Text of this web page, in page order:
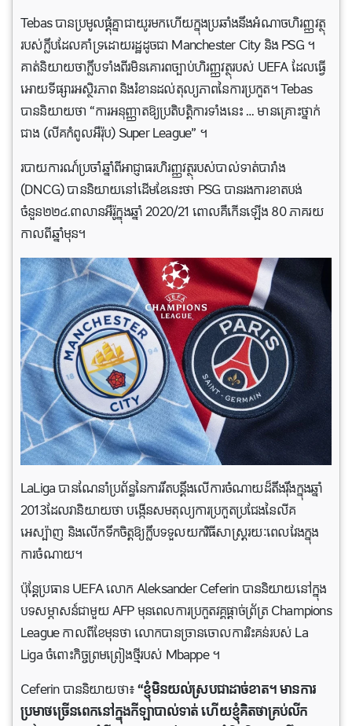
Tebas បានប្រមូលផ្តុំគ្នាជាយូរមកហើយក្នុងប្រឆាំងនឹងអំណាចហិរញ្ញវត្ថុ
របស់ក្លឹបដែលគាំទ្រដោយរដ្ឋដូចជា Manchester City និង PSG ។
គាត់និយាយថាក្លឹបទាំងពីរមិនគោរពច្បាប់ហិរញ្ញវត្ថុរបស់ UEFA ដែលធ្វើ
អោយទីផ្សារអស្ថិរភាព និងរំខានដល់តុល្យភាពនៃការប្រកួត។ Tebas
បាននិយាយថា “ការអនុញ្ញាតឱ្យប្រតិបត្តិការទាំងនេះ … មានគ្រោះថ្នាក់
ជាង (លីគកំពូលអឺរ៉ុប) Super League” ។
របាយការណ៍ប្រចាំឆ្នាំពីអាជ្ញាធរហិរញ្ញវត្ថុរបស់បាល់ទាត់បារាំង
(DNCG) បាននិយាយនៅដើមខែនេះថា PSG បានរងការខាតបង់
ចំនួន២២៤.៣លានអឺរ៉ូក្នុងឆ្នាំ 2020/21 ពោលគឺកើនឡើង 80 ភាគរយ
កាលពីឆ្នាំមុន។
LaLiga បានណែនាំប្រព័ន្ធនៃការរឹតបន្តឹងលើការចំណាយដ៏តឹងរ៉ឹងក្នុងឆ្នាំ
2013ដែលវានិយាយថា បង្កើនសមតុល្យការប្រកួតប្រជែងនៃលីគ
អេស្ប៉ាញ និងលើកទឹកចិត្តឱ្យក្លឹបទទួលយកវិធីសាស្រ្តរយៈពេលវែងក្នុង
ការចំណាយ។
ប៉ុន្តែប្រធាន UEFA លោក Aleksander Ceferin បាននិយាយនៅក្នុង
បទសម្ភាសន៍ជាមួយ AFP មុនពេលការប្រកួតវគ្គផ្តាច់ព្រ័ត្រ Champions
League កាលពីខែមុនថា លោកបានច្រានចោលការរិះគន់របស់ La
Liga ចំពោះកិច្ចព្រមព្រៀងថ្មីរបស់ Mbappe ។
Ceferin បាននិយាយថា៖“ខ្ញុំមិនយល់ស្របជាដាច់ខាត។ មានការ
ប្រមាថច្រើនពេកនៅក្នុងកីឡាបាល់ទាត់ ហើយខ្ញុំគិតថាគ្រប់លីក